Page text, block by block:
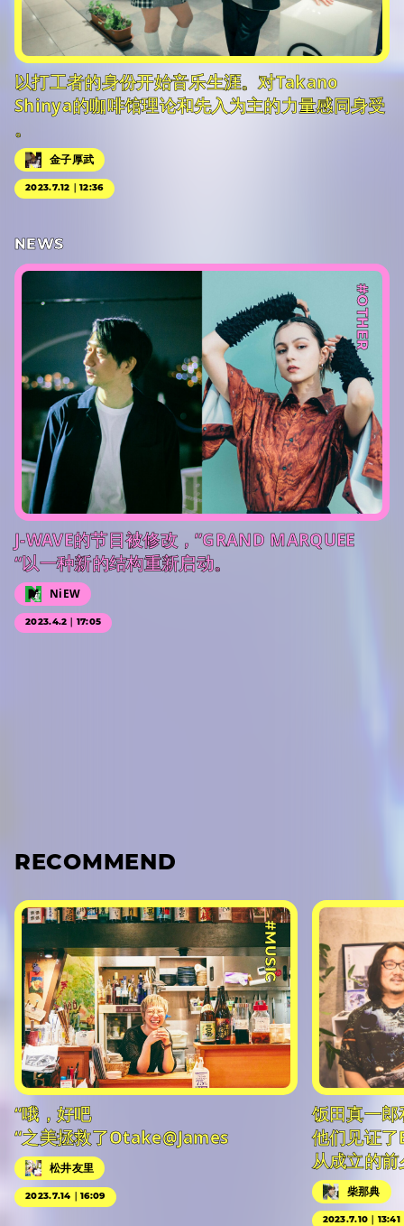
以打工者的身份开始音乐生涯。对Takano
Shinya的咖啡馆理论和先入为主的力量感同身受
。
金子厚武
2023.7.12｜12:36
NEWS
#OTHER
J-WAVE的节目被修改，”GRAND MARQUEE
“以一种新的结构重新启动。
NiEW
2023.4.2｜17:05
RECOMMEND
#MUSIC
“哦，好吧
“之美拯救了Otake@James
松井友里
2023.7.14｜16:09
饭田真一
他们见证
从成立的
柴那典
2023.7.10｜13:41